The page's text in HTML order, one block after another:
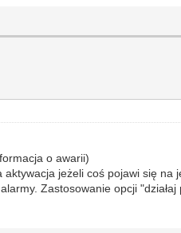
o awarii)
jeżeli coś pojawi się na
Zastosowanie opcji